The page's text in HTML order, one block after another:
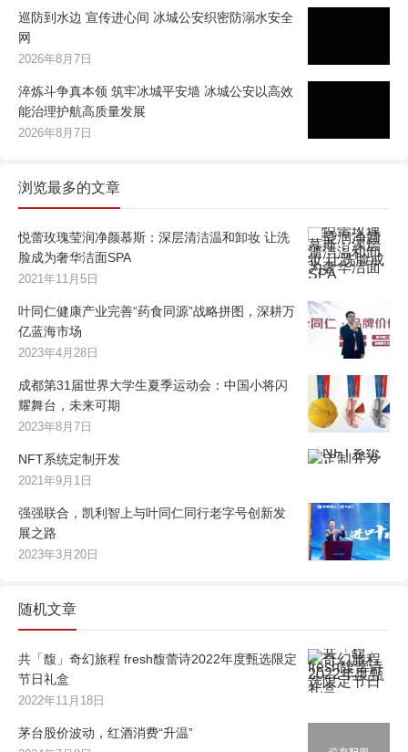
巡防到水边 宣传进心间 冰城公安织密防溺水安全
网
2026年8月7日
淬炼斗争真本领 筑牢冰城平安墙 冰城公安以高效
能治理护航高质量发展
2026年8月7日
浏览最多的文章
悦蕾玫瑰莹润净颜慕斯：深层清洁温和卸妆 让洗
脸成为奢华洁面SPA
2021年11月5日
叶同仁健康产业完善“药食同源”战略拼图，深耕万
亿蓝海市场
2023年4月28日
成都第31届世界大学生夏季运动会：中国小将闪
耀舞台，未来可期
2023年8月7日
NFT系统定制开发
2021年9月1日
强强联合，凯利智上与叶同仁同行老字号创新发
展之路
2023年3月20日
随机文章
共「馥」奇幻旅程 fresh馥蕾诗2022年度甄选限定
节日礼盒
2022年11月18日
茅台股价波动，红酒消费“升温”